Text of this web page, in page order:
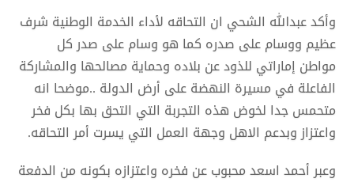
وأكد عبدالله الشحي ان التحاقه لأداء الخدمة الوطنية شرف
عظيم ووسام على صدره كما هو وسام على صدر كل
مواطن إماراتي للذود عن بلاده وحماية مصالحها والمشاركة
الفاعلة في مسيرة النهضة على أرض الدولة ..موضحا انه
متحمس جدا لخوض هذه التجربة التي التحق بها بكل فخر
واعتزاز وبدعم الاهل وجهة العمل التي يسرت أمر التحاقه.
وعبر أحمد اسعد محبوب عن فخره واعتزازه بكونه من الدفعة